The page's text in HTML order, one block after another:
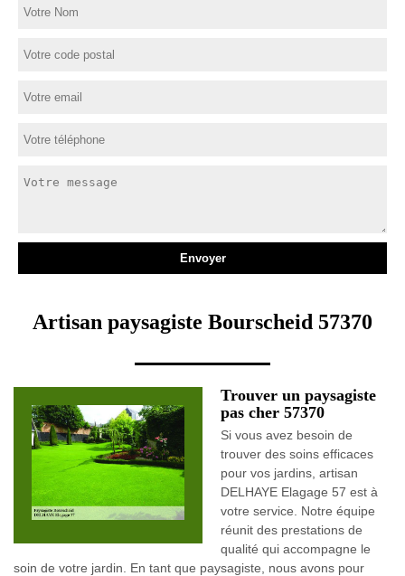
Artisan paysagiste Bourscheid 57370
Trouver un paysagiste
pas cher 57370
Si vous avez besoin de
trouver des soins efficaces
pour vos jardins, artisan
DELHAYE Elagage 57 est à
votre service. Notre équipe
réunit des prestations de
qualité qui accompagne le
soin de votre jardin. En tant que paysagiste, nous avons pour